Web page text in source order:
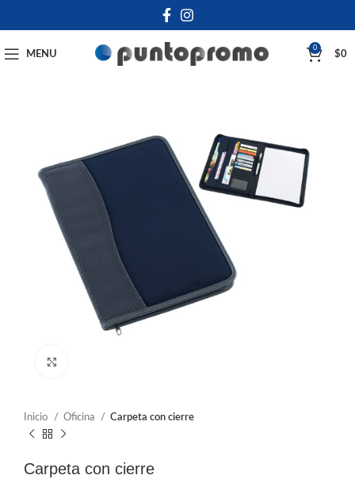
MENU
0
$0
Inicio Oficina Carpeta con cierre
Carpeta con cierre